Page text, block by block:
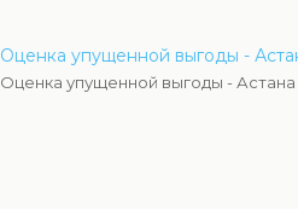
Оценка упущенной выгоды -
Оценка упущенной выгоды - Астана